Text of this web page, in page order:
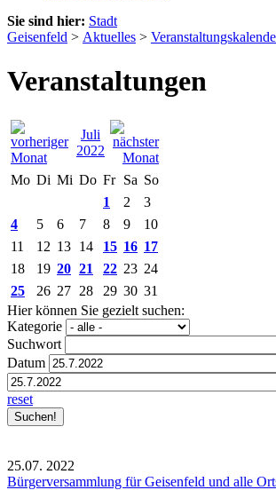
Sie sind hier: Stadt
Geisenfeld > Aktuelles >
Veranstaltungen
Juli
2022
Mo Di Mi Do Fr Sa So
1
2
3
4
5 6 7 8 9
10
11
12 13 14 15 16 17
18
19 20 21 22 23 24
25
26 27 28 29 30 31
Hier können Sie gezielt suchen:
Kategorie
Suchwort
Datum
reset
25.07. 2022
Bürgerversammlung für Geisenfeld und alle